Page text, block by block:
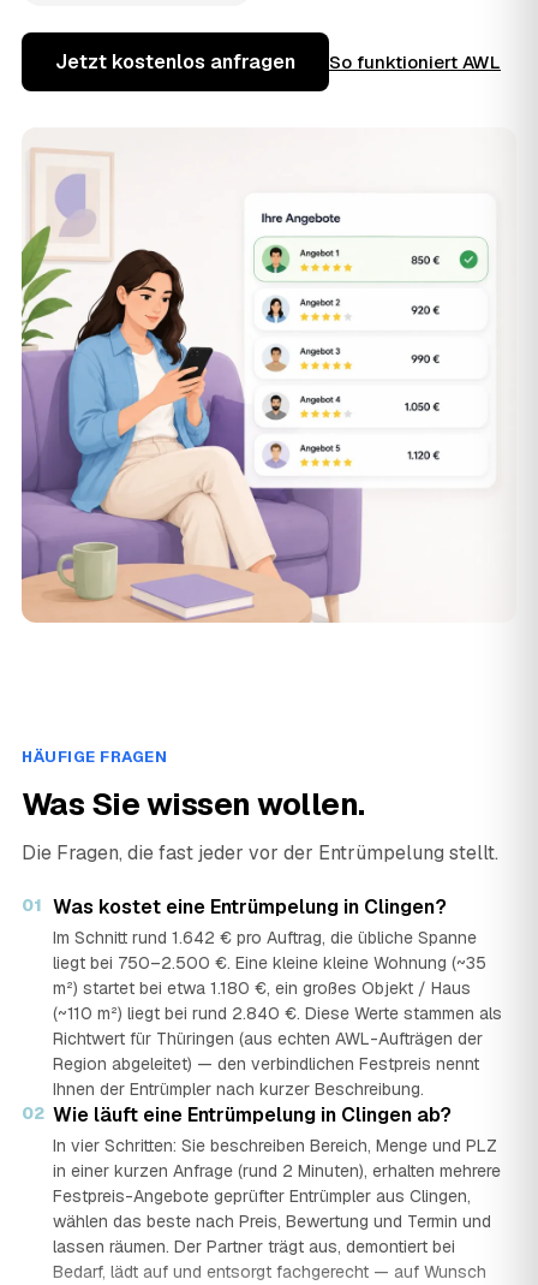
Jetzt kostenlos anfragen So funktioniert AWL
HÄUFIGE FRAGEN
Was Sie wissen wollen.
Die Fragen, die fast jeder vor der Entrümpelung stellt.
01 Was kostet eine Entrümpelung in Clingen?
Im Schnitt rund 1.642 € pro Auftrag, die übliche Spanne
liegt bei 750–2.500 €. Eine kleine kleine Wohnung (~35
m²) startet bei etwa 1.180 €, ein großes Objekt / Haus
(~110 m²) liegt bei rund 2.840 €. Diese Werte stammen als
Richtwert für Thüringen (aus echten AWL-Aufträgen der
Region abgeleitet) — den verbindlichen Festpreis nennt
Ihnen der Entrümpler nach kurzer Beschreibung.
02 Wie läuft eine Entrümpelung in Clingen ab?
In vier Schritten: Sie beschreiben Bereich, Menge und PLZ
in einer kurzen Anfrage (rund 2 Minuten), erhalten mehrere
Festpreis-Angebote geprüfter Entrümpler aus Clingen,
wählen das beste nach Preis, Bewertung und Termin und
lassen räumen. Der Partner trägt aus, demontiert bei
Bedarf, lädt auf und entsorgt fachgerecht — auf Wunsch